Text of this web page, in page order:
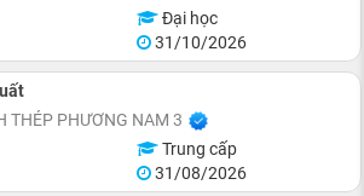
Đại học
31/10/2026
THÉP PHƯƠNG NAM 3
Trung cấp
31/08/2026